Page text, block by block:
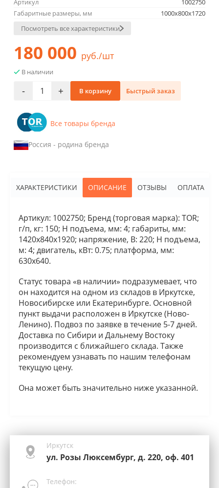
Артикул
1002750
Габаритные размеры, мм
1000х800х1720
Посмотреть все характеристики
180 000 руб./шт
В наличии
- + В корзину Быстрый заказ
Все товары бренда
Россия - родина бренда
ХАРАКТЕРИСТИКИ ОПИСАНИЕ ОТЗЫВЫ ОПЛАТА
Артикул: 1002750; Бренд (торговая марка): TOR;
г/п, кг: 150; Н подъема, мм: 4; габариты, мм:
1420x840x1920; напряжение, В: 220; Н подъема,
м: 4; двигатель, кВт: 0.75; платформа, мм:
630х640.
Статус товара «в наличии» подразумевает, что
он находится на одном из складов в Иркутске,
Новосибирске или Екатеринбурге. Основной
пункт выдачи расположен в Иркутске (Ново-
Ленино). Подвоз по заявке в течение 5-7 дней.
Доставка по Сибири и Дальнему Востоку
производится с ближайшего склада. Также
рекомендуем узнавать по нашим телефонам
текущую цену.
Она может быть значительно ниже указанной.
Иркутск
ул. Розы Люксембург, д. 220, оф. 401
Телефон: